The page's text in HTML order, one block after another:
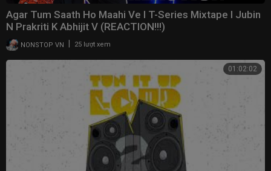
Agar Tum Saath Ho Maahi Ve l T-Series Mixtape l Jubin
N Prakriti K Abhijit V (REACTION!!!)
NONSTOP VN 25 lượt xem
01:02:02